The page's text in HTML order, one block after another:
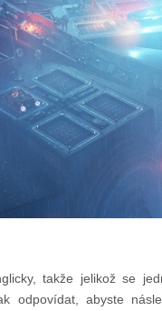
takže jelikož se
odpovídat, abyste